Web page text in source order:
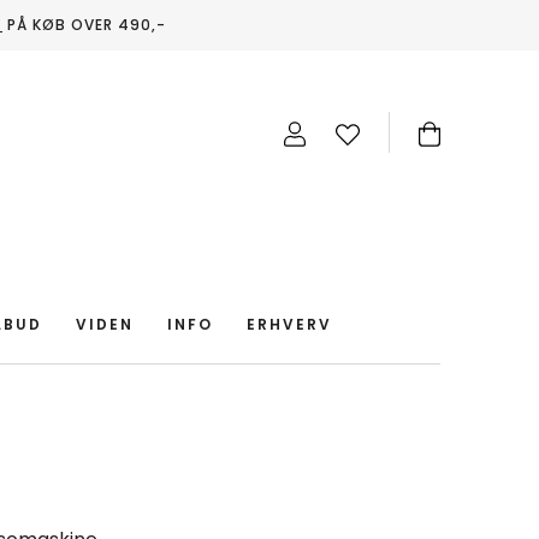
PÅ KØB OVER 490,-
VIDEN INFO ERHVERV